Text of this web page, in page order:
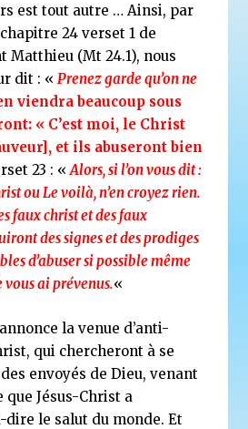
est tout autre … Ainsi, par
24 verset 1 de
Matthieu (Mt 24.1), nous
dit : « Prenez garde qu’on ne
viendra beaucoup sous
« C’est moi, le Christ
et ils abuseront bien
23 : «Alors, si l’on vous dit :
ou Le voilà,n’en croyez rien.
faux christ et des faux
des signeset des prodiges
d’abuser si possible même
vous ai prévenus.«
la venue d’anti-
qui chercheront à se
envoyés de Dieu, venant
Jésus-Christ a
dire le salut du monde.Et